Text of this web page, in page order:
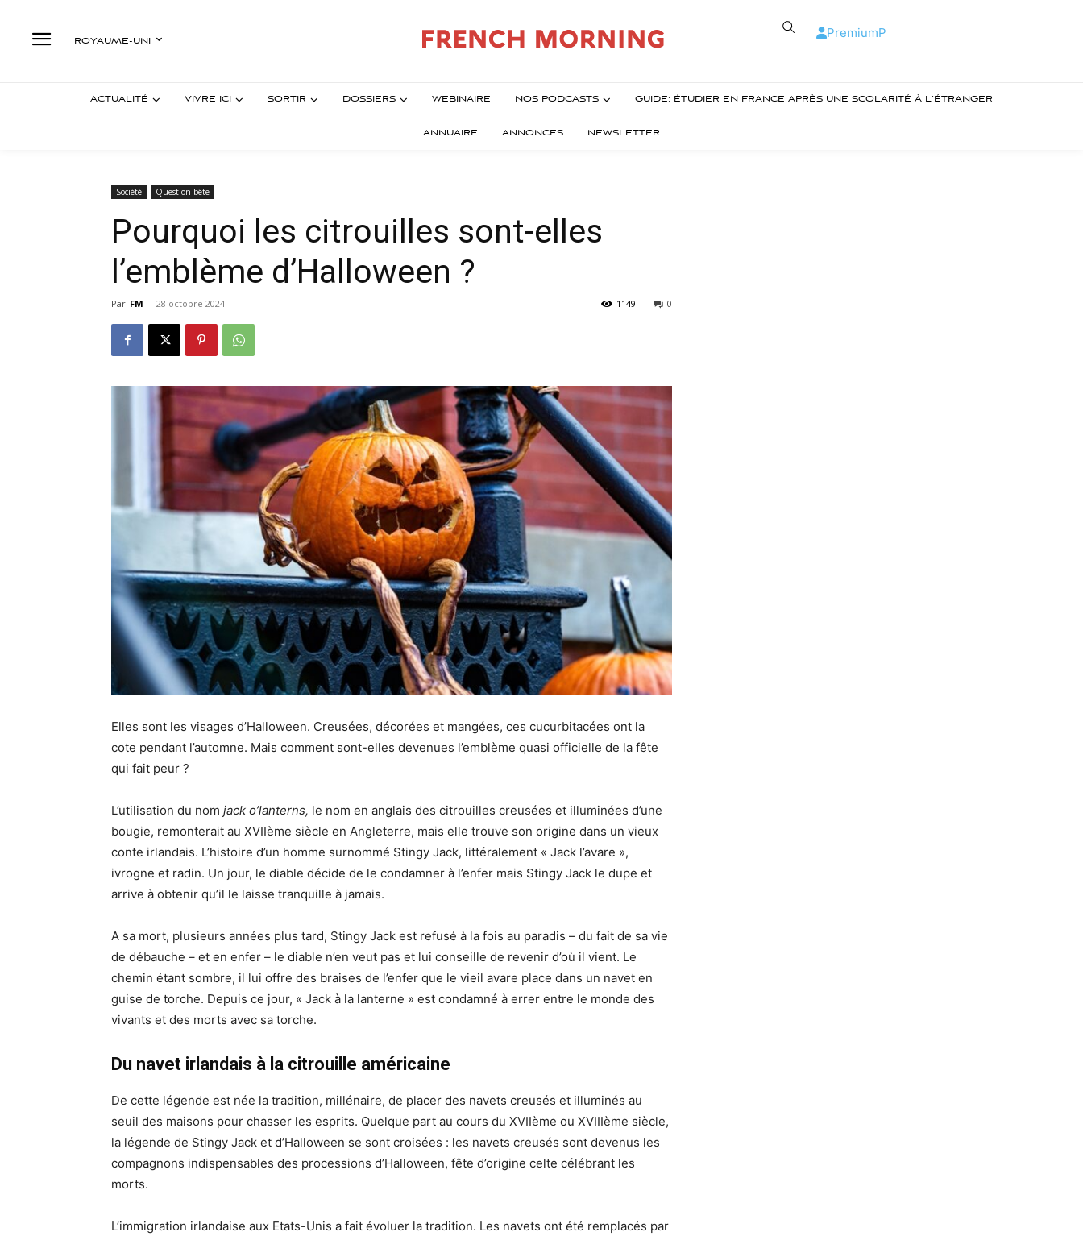
ROYAUME-UNI
PremiumP
ACTUALITÉ VIVRE ICI SORTIR DOSSIERS WEBINAIRE NOS PODCASTS GUIDE: ÉTUDIER EN FRANCE APRÈS UNE SCOLARITÉ À L’ÉTRANGER
ANNUAIRE ANNONCES NEWSLETTER
Société Question bête
Pourquoi les citrouilles sont-elles
l’emblème d’Halloween ?
Par FM - 28 octobre 2024 0
1149
Elles sont les visages d’Halloween. Creusées, décorées et mangées, ces cucurbitacées ont la
cote pendant l’automne. Mais comment sont-elles devenues l’emblème quasi officielle de la fête
qui fait peur ?
L’utilisation du nom jack o’lanterns, le nom en anglais des citrouilles creusées et illuminées d’une
bougie, remonterait au XVIIème siècle en Angleterre, mais elle trouve son origine dans un vieux
conte irlandais. L’histoire d’un homme surnommé Stingy Jack, littéralement « Jack l’avare »,
ivrogne et radin. Un jour, le diable décide de le condamner à l’enfer mais Stingy Jack le dupe et
arrive à obtenir qu’il le laisse tranquille à jamais.
A sa mort, plusieurs années plus tard, Stingy Jack est refusé à la fois au paradis – du fait de sa vie
de débauche – et en enfer – le diable n’en veut pas et lui conseille de revenir d’où il vient. Le
chemin étant sombre, il lui offre des braises de l’enfer que le vieil avare place dans un navet en
guise de torche. Depuis ce jour, « Jack à la lanterne » est condamné à errer entre le monde des
vivants et des morts avec sa torche.
Du navet irlandais à la citrouille américaine
De cette légende est née la tradition, millénaire, de placer des navets creusés et illuminés au
seuil des maisons pour chasser les esprits. Quelque part au cours du XVIIème ou XVIIIème siècle,
la légende de Stingy Jack et d’Halloween se sont croisées : les navets creusés sont devenus les
compagnons indispensables des processions d’Halloween, fête d’origine celte célébrant les
morts.
L’immigration irlandaise aux Etats-Unis a fait évoluer la tradition. Les navets ont été remplacés par